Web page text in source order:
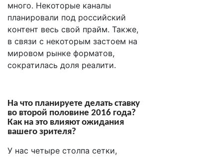
много. Некоторые каналы
планировали под российский
контент весь свой прайм. Также,
в связи с некоторым застоем на
мировом рынке форматов,
сократилась доля реалити.
На что планируете делать ставку
во второй половине 2016 года?
Как на это влияют ожидания
вашего зрителя?
У нас четыре столпа сетки,